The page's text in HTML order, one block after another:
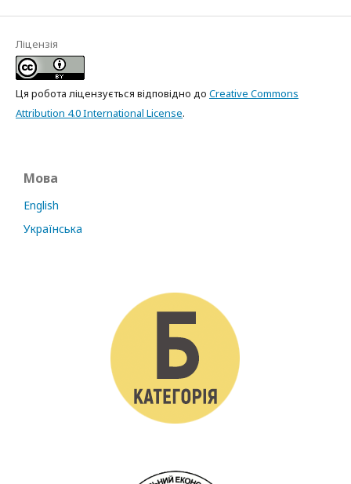
Ліцензія
Ця робота ліцензується відповідно до Creative Commons
Attribution 4.0 International License.
Мова
English
Українська